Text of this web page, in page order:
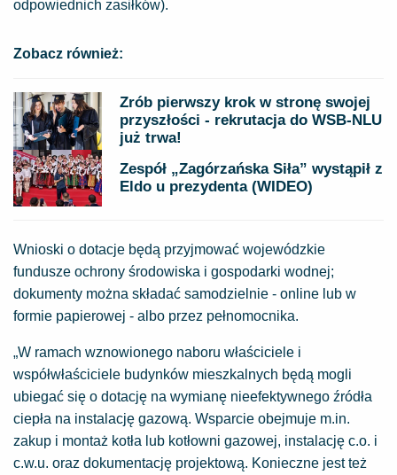
odpowiednich zasiłków).
Zobacz również:
Zrób pierwszy krok w stronę swojej
przyszłości - rekrutacja do WSB-NLU
już trwa!
Zespół „Zagórzańska Siła” wystąpił z
Eldo u prezydenta (WIDEO)
Wnioski o dotacje będą przyjmować wojewódzkie
fundusze ochrony środowiska i gospodarki wodnej;
dokumenty można składać samodzielnie - online lub w
formie papierowej - albo przez pełnomocnika.
„W ramach wznowionego naboru właściciele i
współwłaściciele budynków mieszkalnych będą mogli
ubiegać się o dotację na wymianę nieefektywnego źródła
ciepła na instalację gazową. Wsparcie obejmuje m.in.
zakup i montaż kotła lub kotłowni gazowej, instalację c.o. i
c.w.u. oraz dokumentację projektową. Konieczne jest też